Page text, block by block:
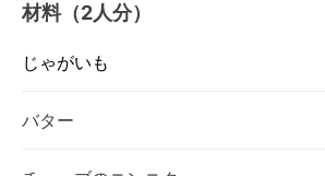
材料（2人分）
じゃがいも
バター